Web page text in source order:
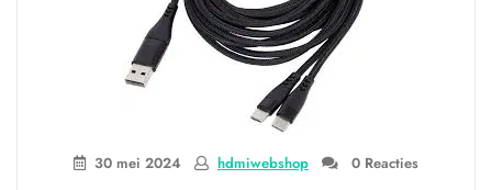
30 mei 2024 hdmiwebshop 0 Reacties